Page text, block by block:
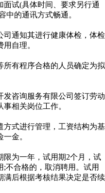
试(具体时间、要求另行通
中的通讯方式畅通。
通知其进行健康体检，体检
自理。
有程序合格的人员确定为拟
咨询服务有限公司签订劳动
相关岗位工作。
式进行管理，工资结构为基
金。
为一年，试用期2个月，试
不合格的，取消聘用。试用
满后根据考核结果决定是否续